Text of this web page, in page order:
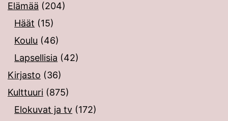
Elämää (204)
Häät (15)
Koulu (46)
Lapsellisia (42)
Kirjasto (36)
Kulttuuri (875)
Elokuvat ja tv (172)